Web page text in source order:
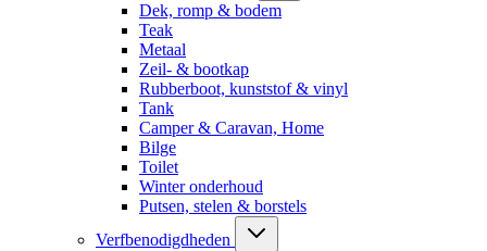
Dek, romp & bodem
Teak
Metaal
Zeil- & bootkap
Rubberboot, kunststof & vinyl
Tank
Camper & Caravan, Home
Bilge
Toilet
Winter onderhoud
Putsen, stelen & borstels
Verfbenodigdheden